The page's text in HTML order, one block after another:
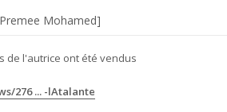
Mohamed]
de l'autrice ont été vendus
276 ... -lAtalante